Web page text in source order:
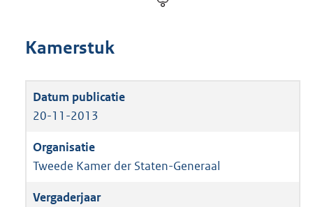
Kamerstuk
20-11-2013
Tweede Kamer der Staten-Generaal